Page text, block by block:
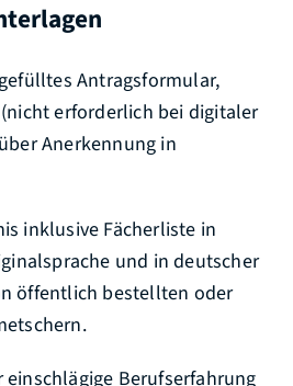
Antragsformular,
erforderlich bei digitaler
Anerkennung in
inklusive Fächerliste in
und in deutscher
öffentlich bestellten oder
einschlägige Berufserfahrung